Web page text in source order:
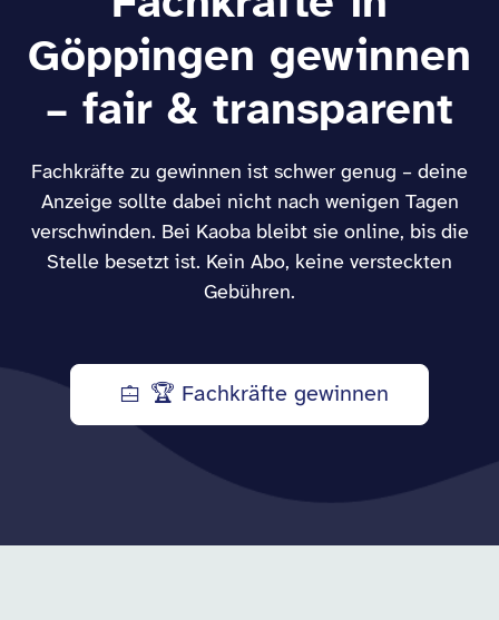
Göppingen gewinnen
– fair & transparent
Fachkräfte zu gewinnen ist schwer genug – deine
Anzeige sollte dabei nicht nach wenigen Tagen
verschwinden. Bei Kaoba bleibt sie online, bis die
Stelle besetzt ist. Kein Abo, keine versteckten
Gebühren.
🏆 Fachkräfte gewinnen